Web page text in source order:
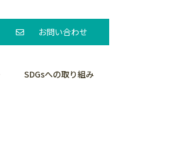
お問い合わせ
SDGsへの取り組み